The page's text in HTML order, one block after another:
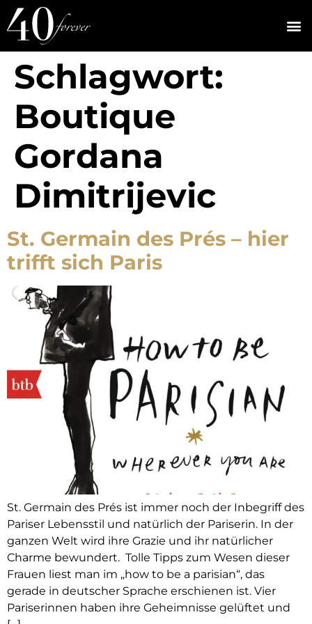
Schlagwort:
Boutique
Gordana
Dimitrijevic
St. Germain des Prés – hier
trifft sich Paris
St. Germain des Prés ist immer noch der Inbegriff des
Pariser Lebensstil und natürlich der Pariserin. In der
ganzen Welt wird ihre Grazie und ihr natürlicher
Charme bewundert. Tolle Tipps zum Wesen dieser
Frauen liest man im „how to be a parisian“, das
gerade in deutscher Sprache erschienen ist. Vier
Pariserinnen haben ihre Geheimnisse gelüftet und